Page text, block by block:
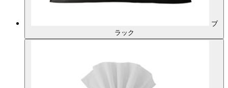
ブ
ラック